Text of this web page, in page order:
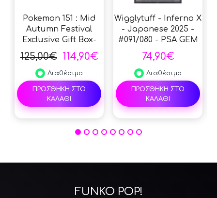
Pokemon 151 : Mid
Autumn Festival
Exclusive Gift Box-
Booster Box
(Simplified Chinese)
125,00€ 114,90€
Διαθέσιμο
ΠΡΟΣΘΗΚΗ ΣΤΟ
ΚΑΛΑΘΙ
Wigglytuff - Inferno X
- Japanese 2025 -
#091/080 - PSA GEM
MINT 10 - Pokemon
Graded Card
74,90€
Διαθέσιμο
ΠΡΟΣΘΗΚΗ ΣΤΟ
ΚΑΛΑΘΙ
FUNKO POP!